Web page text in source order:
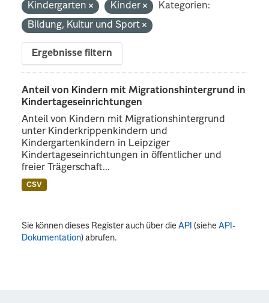
Kindergarten
Kinder
Kategorien:
Bildung, Kultur und Sport
Ergebnisse filtern
Anteil von Kindern mit Migrationshintergrund in
Kindertageseinrichtungen
Anteil von Kindern mit Migrationshintergrund
unter Kinderkrippenkindern und
Kindergartenkindern in Leipziger
Kindertageseinrichtungen in öffentlicher und
freier Trägerschaft...
CSV
Sie können dieses Register auch über dieAPI (sieheAPI-
Dokumentation) abrufen.